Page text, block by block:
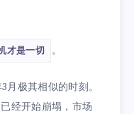
才是一切 。
月极其相似的时刻。
经开始崩塌，市场